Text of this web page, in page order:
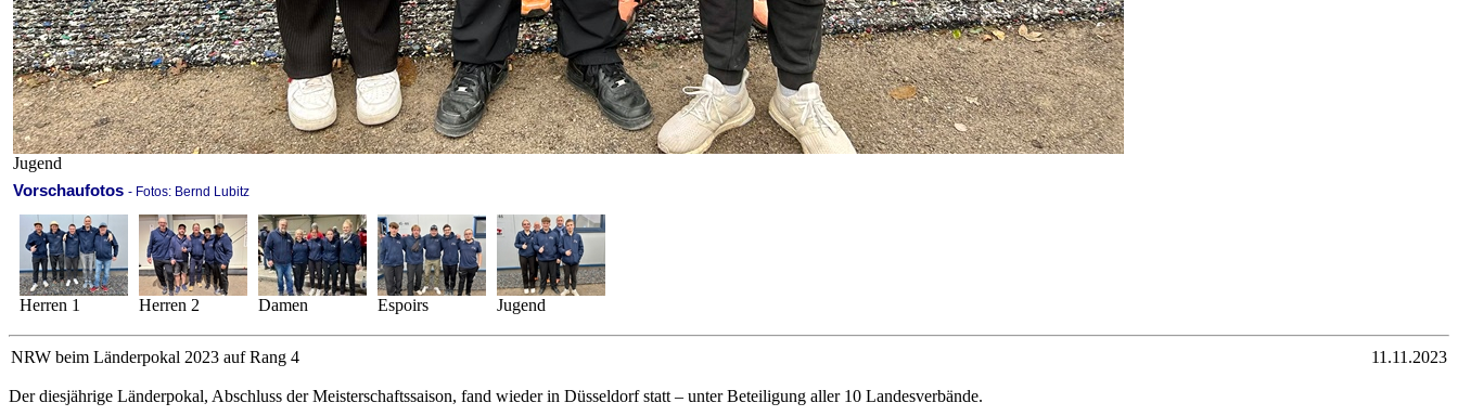
Jugend
Vorschaufotos - Fotos: Bernd Lubitz
Herren 1 Herren 2 Damen Espoirs Jugend
NRW beim Länderpokal 2023 auf Rang 4 11.11.2023
Der diesjährige Länderpokal, Abschluss der Meisterschaftssaison, fand wieder in Düsseldorf statt – unter Beteiligung aller 10 Landesverbände.